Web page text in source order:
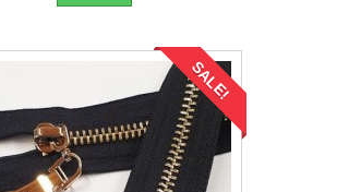
SALE!